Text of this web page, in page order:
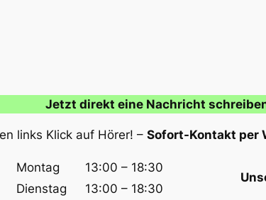
Jetzt direkt eine Nachricht
links Klick auf Hörer! – Sofort-Kontakt per
Montag
13:00 – 18:30
Dienstag
13:00 – 18:30